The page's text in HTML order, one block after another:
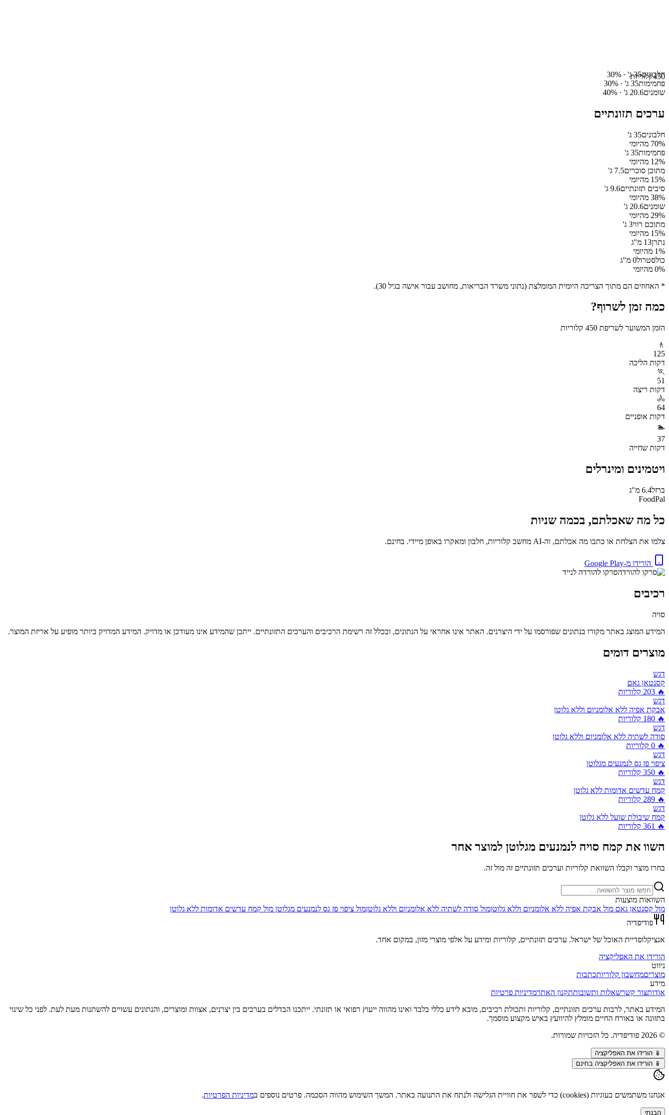
450קלוריותחלבונים35ג' · 30%
פחמימות35 ג' · 30%
שומנים20.6 ג' · 40%
ערכים תזונתיים
חלבונים35 ג'
70% מהיומי
פחמימות35 ג'
12% מהיומי
מתוכן סוכרים7.5 ג'
15% מהיומי
סיבים תזונתיים9.6 ג'
38% מהיומי
שומנים20.6 ג'
29% מהיומי
מתוכם רווי3 ג'
15% מהיומי
נתרן13 מ"ג
1% מהיומי
כולסטרול0 מ"ג
0% מהיומי
* האחוזים הם מתוך הצריכה היומית המומלצת (נתוני משרד הבריאות, מחושב עבור אישה בגיל 30).
כמה זמן לשרוף?
הזמן המשוער לשריפת 450 קלוריות
🚶
125
דקות הליכה
🏃
51
דקות ריצה
🚴
64
דקות אופניים
🏊
37
דקות שחייה
ויטמינים ומינרלים
ברזל6.4 מ"ג
FoodPal
כל מה שאכלתם, בכמה שניות
צלמו את הצלחת או כתבו מה אכלתם, וה-AI מחשב קלוריות, חלבון ומאקרו באופן מיידי. בחינם.
הורידו מ-Google Play
סרקו להורדה לנייד
רכיבים
סויה
המידע המוצג באתר מקורו בנתונים שפורסמו על ידי היצרנים. האתר אינו אחראי על הנתונים, ובכלל זה רשימת הרכיבים והערכים התזונתיים. ייתכן שהמידע אינו מעודכן או מדויק. המידע המדויק ביותר מופיע על אריזת המוצר.
מוצרים דומים
דגש
קסנטאן גאם
🔥
203 קלוריות
דגש
אבקת אפיה ללא אלומניום וללא גלוטן
🔥
180 קלוריות
דגש
סודה לשתיה ללא אלומניום וללא גלוטן
🔥
0 קלוריות
דגש
ציפוי פז גס לנמנעים מגלוטן
🔥
350 קלוריות
דגש
קמח עדשים אדומות ללא גלוטן
🔥
289 קלוריות
דגש
קמח שיבולת שועל ללא גלוטן
🔥
361 קלוריות
השוו את קמח סויה לנמנעים מגלוטן למוצר אחר
בחרו מוצר וקבלו השוואת קלוריות וערכים תזונתיים זה מול זה.
השוואות מוצעות
מול קסנטאן גאם מול אבקת אפיה ללא אלומניום וללא גלוטןמול סודה לשתיה ללא אלומניום וללא גלוטןמול ציפוי פז גס לנמנעים מגלוטן מול קמח עדשים אדומות ללא גלוטן
פודיפדיה
אנציקלופדיית האוכל של ישראל. ערכים תזונתיים, קלוריות ומידע על אלפי מוצרי מזון, במקום אחד.
הורידו את האפליקציה
ניווט
מוצריםמחשבון קלוריותכתבות
מידע
אודותצור קשרשאלות ותשובותתקנון האתרמדיניות פרטיות
המידע באתר, לרבות ערכים תזונתיים, קלוריות ותכולת רכיבים, מובא לידע כללי בלבד ואינו מהווה ייעוץ רפואי או תזונתי. ייתכנו הבדלים בערכים בין יצרנים, אצוות ומוצרים, והנתונים עשויים להשתנות מעת לעת. לפני כל שינוי
בתזונה או באורח החיים מומלץ להיוועץ באיש מקצוע מוסמך.
©
2026 פודיפדיה. כל הזכויות שמורות.
📱 הורידו את האפליקציה
📱 הורידו את האפליקציה בחינם
אנחנו משתמשים בעוגיות (cookies) כדי לשפר את חוויית הגלישה ולנתח את התנועה באתר. המשך השימוש מהווה הסכמה. פרטים נוספים ב מדיניות הפרטיות.
הבנתי